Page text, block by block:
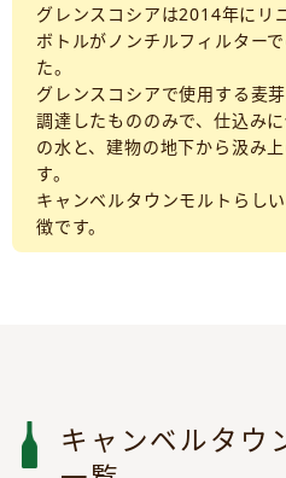
グレンスコシアは2014年にリ
ボトルがノンチルフィルター
た。
グレンスコシアで使用する麦
調達したもののみで、仕込み
の水と、建物の地下から汲み
す。
キャンベルタウンモルトらし
徴です。
キャンベルタウ